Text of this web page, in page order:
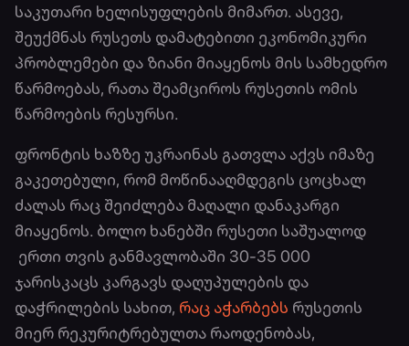
საკუთარი ხელისუფლების მიმართ. ასევე,
შეუქმნას რუსეთს დამატებითი ეკონომიკური
პრობლემები და ზიანი მიაყენოს მის სამხედრო
წარმოებას, რათა შეამციროს რუსეთის ომის
წარმოების რესურსი.
ფრონტის ხაზზე უკრაინას გათვლა აქვს იმაზე
გაკეთებული, რომ მოწინააღმდეგის ცოცხალ
ძალას რაც შეიძლება მაღალი დანაკარგი
მიაყენოს. ბოლო ხანებში რუსეთი საშუალოდ
ერთი თვის განმავლობაში 30-35 000
ჯარისკაცს კარგავს დაღუპულების და
დაჭრილების სახით, რაც აჭარბებს რუსეთის
მიერ რეკურიტრებულთა რაოდენობას,